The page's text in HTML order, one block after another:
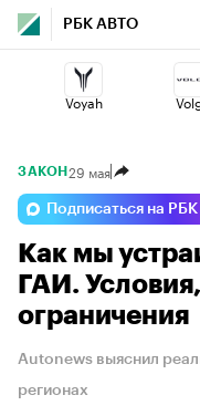
РБК АВТО
Voyah
Geely
Lada
ЗАКОН 29 мая
Подписаться на
Как мы
ГАИ.
ограничения
Autonews выяснил
регионах